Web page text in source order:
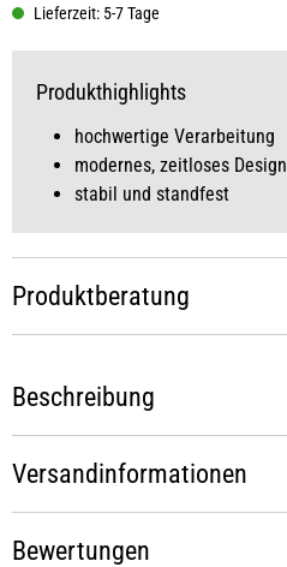
Produkthighlights
hochwertige Verarbeitung
modernes, zeitloses Design
stabil und standfest
Lieferzeit: 5-7 Tage
Produktberatung
Beschreibung
Versandinformationen
Bewertungen